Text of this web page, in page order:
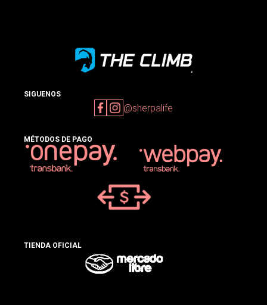
SIGUENOS
@sherpalife
MÉTODOS DE PAGO
TIENDA OFICIAL